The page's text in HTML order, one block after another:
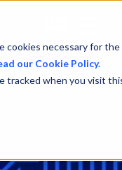
cookies necessary for
our Cookie Policy.
tracked when you visit
Menu